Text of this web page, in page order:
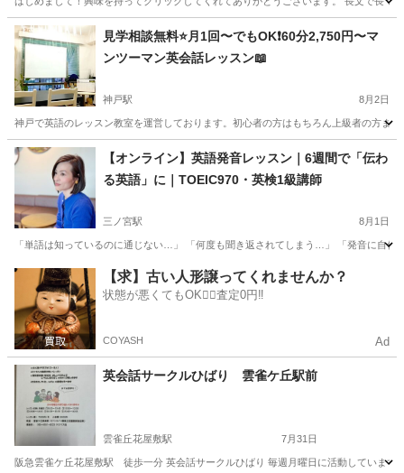
兵庫 姫路市 英語 ネイティブ
見学相談無料⭐️月1回〜でもOK❗️60分2,750円〜マ
ンツーマン英会話レッスン📖
神戸駅 8月2日
神戸で英語のレッスン教室を運営しております。初心者の方はもちろん上級者の方ま
兵庫 神戸市 神戸駅 英会話 フィリピン
【オンライン】英語発音レッスン｜6週間で「伝わ
る英語」に｜TOEIC970・英検1級講師
三ノ宮駅 8月1日
「単語は知っているのに通じない…」 「何度も聞き返されてしまう…」 「発音に自
兵庫 神戸市 三ノ宮駅 発音 リズム
【求】古い人形譲ってくれませんか？
状態が悪くてもOK🙆‍♀️査定0円‼️
COYASH Ad
英会話サークルひばり 雲雀ケ丘駅前
雲雀丘花屋敷駅 7月31日
阪急雲雀ケ丘花屋敷駅 徒歩一分 英会話サークルひばり 毎週月曜日に活動しています